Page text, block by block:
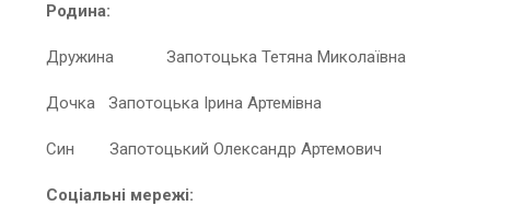
Родина:
Дружина Запотоцька Тетяна Миколаївна
Дочка Запотоцька Ірина Артемівна
Син Запотоцький Олександр Артемович
Соціальні мережі: